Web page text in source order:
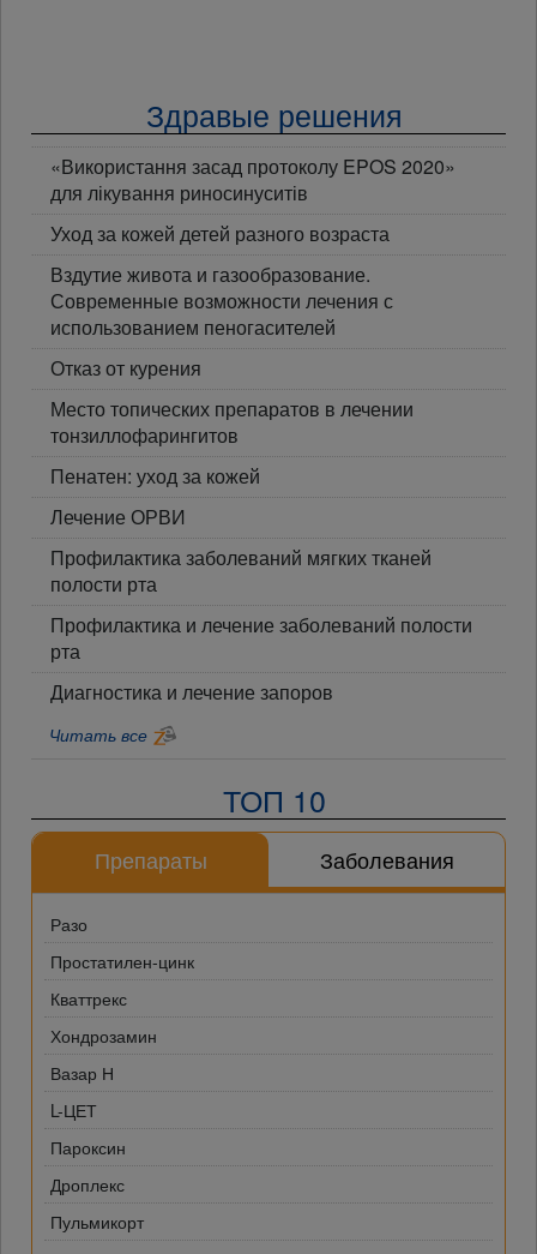
Здравые решения
«Використання засад протоколу EPOS 2020»
для лікування риносинуситів
Уход за кожей детей разного возраста
Вздутие живота и газообразование.
Современные возможности лечения с
использованием пеногасителей
Отказ от курения
Место топических препаратов в лечении
тонзиллофарингитов
Пенатен: уход за кожей
Лечение ОРВИ
Профилактика заболеваний мягких тканей
полости рта
Профилактика и лечение заболеваний полости
рта
Диагностика и лечение запоров
Читать все
ТОП 10
Препараты Заболевания
Разо
Простатилен-цинк
Кваттрекс
Хондрозамин
Вазар Н
L-ЦЕТ
Пароксин
Дроплекс
Пульмикорт